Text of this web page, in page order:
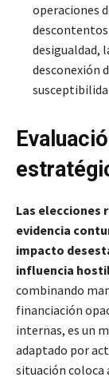
operaciones
desigualdad,
desconexión
Las elecciones
evidencia
impacto
influencia
combinando
financiación
internas, es un
adaptado por
situación coloca